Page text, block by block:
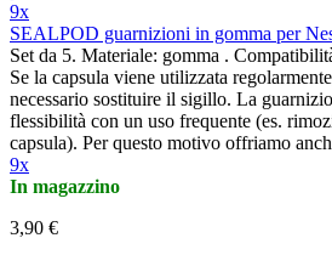
9x
SEALPOD guarnizioni in gomma per
Set da 5. Materiale: gomma .
Se la capsula viene utilizzata
necessario sostituire il sigillo. La
flessibilità con un uso frequente (es.
capsula). Per questo motivo offriamo
9x
In magazzino
3,90 €